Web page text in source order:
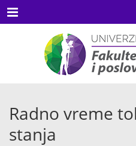
Menu
Radno vreme
stanja